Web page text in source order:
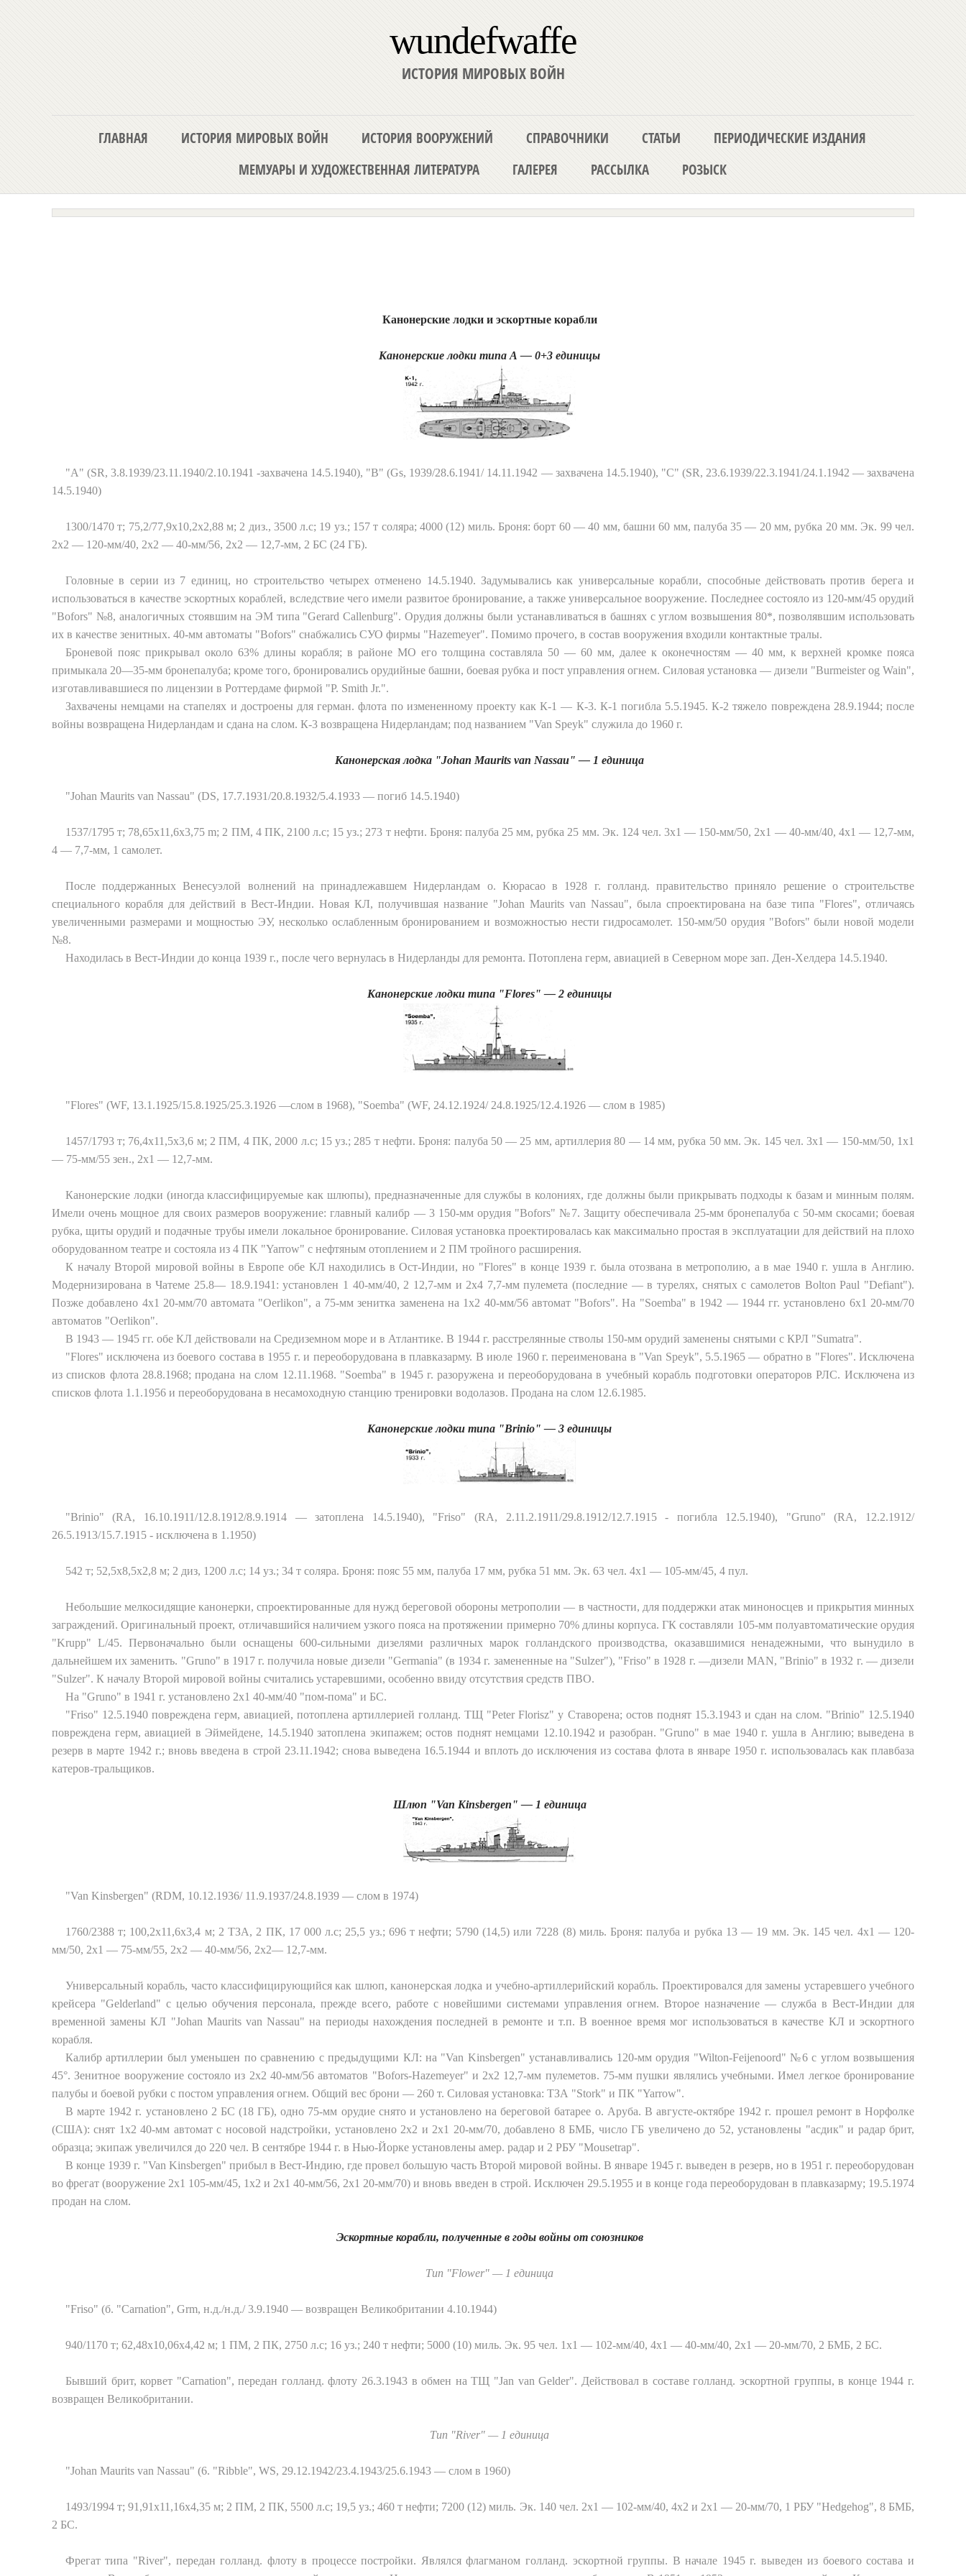
wundefwaffe
ИСТОРИЯ МИРОВЫХ ВОЙН
ГЛАВНАЯ ИСТОРИЯ МИРОВЫХ ВОЙН ИСТОРИЯ ВООРУЖЕНИЙ СПРАВОЧНИКИ СТАТЬИ
ПЕРИОДИЧЕСКИЕ ИЗДАНИЯ
МЕМУАРЫ И ХУДОЖЕСТВЕННАЯ ЛИТЕРАТУРА
ГАЛЕРЕЯ РАССЫЛКА РОЗЫСК
Канонерские лодки и эскортные корабли
Канонерские лодки типа А — 0+3 единицы
"A" (SR, 3.8.1939/23.11.1940/2.10.1941 -захвачена 14.5.1940), "В" (Gs, 1939/28.6.1941/ 14.11.1942 — захвачена 14.5.1940), "С" (SR, 23.6.1939/22.3.1941/24.1.1942 — захвачена
14.5.1940)
1300/1470 т; 75,2/77,9x10,2x2,88 м; 2 диз., 3500 л.с; 19 уз.; 157 т соляра; 4000 (12) миль. Броня: борт 60 — 40 мм, башни 60 мм, палуба 35 — 20 мм, рубка 20 мм. Эк. 99 чел.
2x2 — 120-мм/40, 2x2 — 40-мм/56, 2x2 — 12,7-мм, 2 БС (24 ГБ).
Головные в серии из 7 единиц, но строительство четырех отменено 14.5.1940. Задумывались как универсальные корабли, способные действовать против берега и
использоваться в качестве эскортных кораблей, вследствие чего имели развитое бронирование, а также универсальное вооружение. Последнее состояло из 120-мм/45 орудий
"Bofors" №8, аналогичных стоявшим на ЭМ типа "Gerard Callenburg". Орудия должны были устанавливаться в башнях с углом возвышения 80*, позволявшим использовать
их в качестве зенитных. 40-мм автоматы "Bofors" снабжались СУО фирмы "Hazemeyer". Помимо прочего, в состав вооружения входили контактные тралы.
Броневой пояс прикрывал около 63% длины корабля; в районе МО его толщина составляла 50 — 60 мм, далее к оконечностям — 40 мм, к верхней кромке пояса
примыкала 20—35-мм бронепалуба; кроме того, бронировались орудийные башни, боевая рубка и пост управления огнем. Силовая установка — дизели "Burmeister og Wain",
изготавливавшиеся по лицензии в Роттердаме фирмой "Р. Smith Jr.".
Захвачены немцами на стапелях и достроены для герман. флота по измененному проекту как К-1 — К-3. К-1 погибла 5.5.1945. К-2 тяжело повреждена 28.9.1944; после
войны возвращена Нидерландам и сдана на слом. К-3 возвращена Нидерландам; под названием "Van Speyk" служила до 1960 г.
Канонерская лодка "Johan Maurits van Nassau" — 1 единица
"Johan Maurits van Nassau" (DS, 17.7.1931/20.8.1932/5.4.1933 — погиб14.5.1940)
1537/1795 т; 78,65x11,6x3,75m; 2 ПМ, 4 ПК, 2100 л.с; 15 уз.; 273 т нефти. Броня: палуба 25 мм, рубка 25 мм. Эк. 124 чел. 3x1 — 150-мм/50, 2x1 — 40-мм/40, 4x1 — 12,7-мм,
4 — 7,7-мм, 1 самолет.
После поддержанных Венесуэлой волнений на принадлежавшем Нидерландам о. Кюрасао в 1928 г. голланд. правительство приняло решение о строительстве
специального корабля для действий в Вест-Индии. Новая КЛ, получившая название "Johan Maurits van Nassau", была спроектирована на базе типа "Flores", отличаясь
увеличенными размерами и мощностью ЭУ, несколько ослабленным бронированием и возможностью нести гидросамолет. 150-мм/50 орудия "Bofors" были новой модели
№8.
Находилась в Вест-Индии до конца 1939 г., после чего вернулась в Нидерланды для ремонта. Потоплена герм, авиацией в Северном море зап. Ден-Хелдера 14.5.1940.
Канонерские лодки типа "Flores" — 2 единицы
"Flores" (WF, 13.1.1925/15.8.1925/25.3.1926 —слом в 1968), "Soemba" (WF, 24.12.1924/ 24.8.1925/12.4.1926 — слом в 1985)
1457/1793 т; 76,4x11,5x3,6 м; 2 ПМ, 4 ПК, 2000 л.с; 15 уз.; 285 т нефти. Броня: палуба 50 — 25 мм, артиллерия 80 — 14 мм, рубка 50 мм. Эк. 145 чел. 3x1 — 150-мм/50, 1x1
— 75-мм/55 зен., 2x1 — 12,7-мм.
Канонерские лодки (иногда классифицируемые как шлюпы), предназначенные для службы в колониях, где должны были прикрывать подходы к базам и минным полям.
Имели очень мощное для своих размеров вооружение: главный калибр — 3 150-мм орудия "Bofors" №7. Защиту обеспечивала 25-мм бронепалуба с 50-мм скосами; боевая
рубка, щиты орудий и подачные трубы имели локальное бронирование. Силовая установка проектировалась как максимально простая в эксплуатации для действий на плохо
оборудованном театре и состояла из 4 ПК "Yarrow" с нефтяным отоплением и 2 ПМ тройного расширения.
К началу Второй мировой войны в Европе обе КЛ находились в Ост-Индии, но "Flores" в конце 1939 г. была отозвана в метрополию, а в мае 1940 г. ушла в Англию.
Модернизирована в Чатеме 25.8— 18.9.1941: установлен 1 40-мм/40, 2 12,7-мм и 2x4 7,7-мм пулемета (последние — в турелях, снятых с самолетов Bolton Paul "Defiant").
Позже добавлено 4x1 20-мм/70 автомата "Oerlikon", а 75-мм зенитка заменена на 1x2 40-мм/56 автомат "Bofors". На "Soemba" в 1942 — 1944 гг. установлено 6x1 20-мм/70
автоматов "Oerlikon".
В 1943 — 1945 гг. обе КЛ действовали на Средиземном море и в Атлантике. В 1944 г. расстрелянные стволы 150-мм орудий заменены снятыми с КРЛ "Sumatra".
"Flores" исключена из боевого состава в 1955 г. и переоборудована в плавказарму. В июле 1960 г. переименована в "Van Speyk", 5.5.1965 — обратно в "Flores". Исключена
из списков флота 28.8.1968; продана на слом 12.11.1968. "Soemba" в 1945 г. разоружена и переоборудована в учебный корабль подготовки операторов РЛС. Исключена из
списков флота 1.1.1956 и переоборудована в несамоходную станцию тренировки водолазов. Продана на слом 12.6.1985.
Канонерские лодки типа "Brinio" — 3 единицы
"Brinio" (RA, 16.10.1911/12.8.1912/8.9.1914 — затоплена 14.5.1940), "Friso" (RA, 2.11.2.1911/29.8.1912/12.7.1915 - погибла 12.5.1940), "Gruno" (RA, 12.2.1912/
26.5.1913/15.7.1915 - исключена в 1.1950)
542 т; 52,5x8,5x2,8 м; 2 диз, 1200 л.с; 14 уз.; 34 т соляра. Броня: пояс 55 мм, палуба 17 мм, рубка 51 мм. Эк. 63 чел. 4x1 — 105-мм/45, 4 пул.
Небольшие мелкосидящие канонерки, спроектированные для нужд береговой обороны метрополии — в частности, для поддержки атак миноносцев и прикрытия минных
заграждений. Оригинальный проект, отличавшийся наличием узкого пояса на протяжении примерно 70% длины корпуса. ГК составляли 105-мм полуавтоматические орудия
"Krupp" L/45. Первоначально были оснащены 600-сильными дизелями различных марок голландского производства, оказавшимися ненадежными, что вынудило в
дальнейшем их заменить. "Gruno" в 1917 г. получила новые дизели "Germania" (в 1934 г. замененные на "Sulzer"), "Friso" в 1928 г. —дизели MAN, "Brinio" в 1932 г. — дизели
"Sulzer". К началу Второй мировой войны считались устаревшими, особенно ввиду отсутствия средств ПВО.
На "Gruno" в 1941 г. установлено 2x1 40-мм/40 "пом-пома" и БС.
"Friso" 12.5.1940 повреждена герм, авиацией, потоплена артиллерией голланд. ТЩ "Peter Florisz" у Ставорена; остов поднят 15.3.1943 и сдан на слом. "Brinio" 12.5.1940
повреждена герм, авиацией в Эймейдене, 14.5.1940 затоплена экипажем; остов поднят немцами 12.10.1942 и разобран. "Gruno" в мае 1940 г. ушла в Англию; выведена в
резерв в марте 1942 г.; вновь введена в строй 23.11.1942; снова выведена 16.5.1944 и вплоть до исключения из состава флота в январе 1950 г. использовалась как плавбаза
катеров-тральщиков.
Шлюп "Van Kinsbergen" — 1 единица
"Van Kinsbergen" (RDM, 10.12.1936/ 11.9.1937/24.8.1939 — слом в 1974)
1760/2388 т; 100,2x11,6x3,4 м; 2 ТЗА, 2 ПК, 17 000 л.с; 25,5 уз.; 696 т нефти; 5790 (14,5) или 7228 (8) миль. Броня: палуба и рубка 13 — 19 мм. Эк. 145 чел. 4x1 — 120-
мм/50, 2x1 — 75-мм/55, 2x2 — 40-мм/56, 2x2— 12,7-мм.
Универсальный корабль, часто классифицирующийся как шлюп, канонерская лодка и учебно-артиллерийский корабль. Проектировался для замены устаревшего учебного
крейсера "Gelderland" с целью обучения персонала, прежде всего, работе с новейшими системами управления огнем. Второе назначение — служба в Вест-Индии для
временной замены КЛ "Johan Maurits van Nassau" на периоды нахождения последней в ремонте и т.п. В военное время мог использоваться в качестве КЛ и эскортного
корабля.
Калибр артиллерии был уменьшен по сравнению с предыдущими КЛ: на "Van Kinsbergen" устанавливались 120-мм орудия "Wilton-Feijenoord" №6 с углом возвышения
45°. Зенитное вооружение состояло из 2x2 40-мм/56 автоматов "Bofors-Hazemeyer" и 2x2 12,7-мм пулеметов. 75-мм пушки являлись учебными. Имел легкое бронирование
палубы и боевой рубки с постом управления огнем. Общий вес брони — 260 т. Силовая установка: ТЗА "Stork" и ПК "Yarrow".
В марте 1942 г. установлено 2 БС (18 ГБ), одно 75-мм орудие снято и установлено на береговой батарее о. Аруба. В августе-октябре 1942 г. прошел ремонт в Норфолке
(США): снят 1x2 40-мм автомат с носовой надстройки, установлено 2x2 и 2x1 20-мм/70, добавлено 8 БМБ, число ГБ увеличено до 52, установлены "асдик" и радар брит,
образца; экипаж увеличился до 220 чел. В сентябре 1944 г. в Нью-Йорке установлены амер. радар и 2 РБУ "Mousetrap".
В конце 1939 г. "Van Kinsbergen" прибыл в Вест-Индию, где провел большую часть Второй мировой войны. В январе 1945 г. выведен в резерв, но в 1951 г. переоборудован
во фрегат (вооружение 2x1 105-мм/45, 1x2 и 2x1 40-мм/56, 2x1 20-мм/70) и вновь введен в строй. Исключен 29.5.1955 и в конце года переоборудован в плавказарму; 19.5.1974
продан на слом.
Эскортные корабли, полученные в годы войны от союзников
Тип "Flower" — 1 единица
"Friso" (б. "Carnation", Grm, н.д./н.д./ 3.9.1940 — возвращен Великобритании 4.10.1944)
940/1170 т; 62,48x10,06x4,42 м; 1 ПМ, 2 ПК, 2750 л.с; 16 уз.; 240 т нефти; 5000 (10) миль. Эк. 95 чел. 1x1 — 102-мм/40, 4x1 — 40-мм/40, 2x1 — 20-мм/70, 2 БМБ, 2 БС.
Бывший брит, корвет "Carnation", передан голланд. флоту 26.3.1943 в обмен на ТЩ "Jan van Gelder". Действовал в составе голланд. эскортной группы, в конце 1944 г.
возвращен Великобритании.
Тип "River" — 1единица
"Johan Maurits van Nassau" (6. "Ribble", WS, 29.12.1942/23.4.1943/25.6.1943 — слом в 1960)
1493/1994 т; 91,91x11,16x4,35 м; 2 ПМ, 2 ПК, 5500 л.с; 19,5 уз.; 460 т нефти; 7200 (12) миль. Эк. 140 чел. 2x1 — 102-мм/40, 4x2 и 2x1 — 20-мм/70, 1 РБУ"Hedgehog", 8 БМБ,
2 БС.
Фрегат типа "River", передан голланд. флоту в процессе постройки. Являлся флагманом голланд. эскортной группы. В начале 1945 г. выведен из боевого состава и